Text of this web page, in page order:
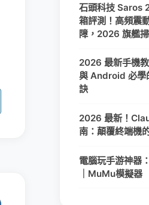
石頭科技 Saros
箱評測！高頻震
障，2026 旗艦
2026 最新手機
與 Android 必學
訣
2026 最新！
南：顛覆終端機
電腦玩手游神器
｜MuMu模擬器